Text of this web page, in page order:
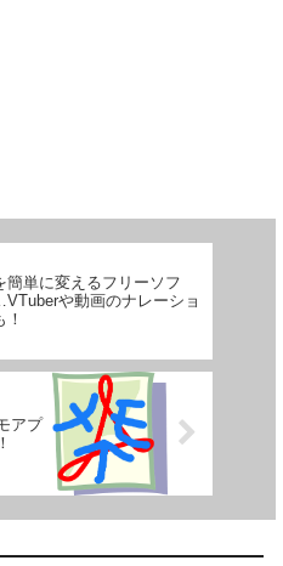
簡単に変えるフリーソフ
や動画のナレーショ
！
アプ